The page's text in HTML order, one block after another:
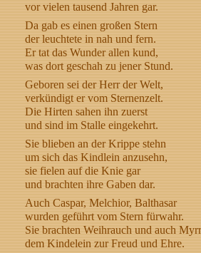
vor vielen tausend Jahren gar.
Da gab es einen großen Stern
der leuchtete in nah und fern.
Er tat das Wunder allen kund,
was dort geschah zu jener Stund.
Geboren sei der Herr der Welt,
verkündigt er vom Sternenzelt.
Die Hirten sahen ihn zuerst
und sind im Stalle eingekehrt.
Sie blieben an der Krippe stehn
um sich das Kindlein anzusehn,
sie fielen auf die Knie gar
und brachten ihre Gaben dar.
Auch Caspar, Melchior, Balthasar
wurden geführt vom Stern fürwahr.
Sie brachten Weihrauch und auch
dem Kindelein zur Freud und Ehre.